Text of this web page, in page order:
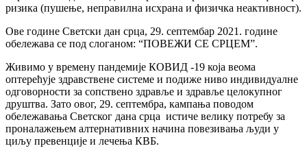
ризика (пушење, неправилна исхрана и физичка неактивност).
Ове године Светски дан срца, 29. септембар 2021. године
обележава се под слоганом: “ПОВЕЖИ СЕ СРЦЕМ”.
Живимо у времену пандемије КОВИД -19 која веома
оптерећује здравствене системе и подиже ниво индивидуалне
одговорности за сопствено здравље и здравље целокупног
друштва. Зато овог, 29. септембра, кампања поводом
обележавања Светског дана срца истиче велику потребу за
проналажењем алтернативних начина повезивања људи у
циљу превенције и лечења КВБ.